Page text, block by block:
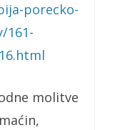
porecko-
161-
molitve